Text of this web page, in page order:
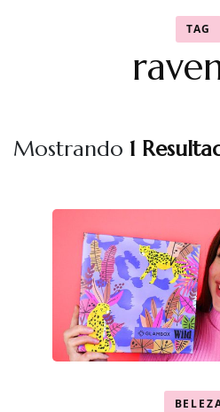
TAG
Mostrando 1